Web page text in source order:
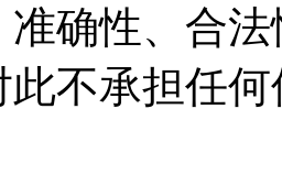
准确性、合
此不承担任